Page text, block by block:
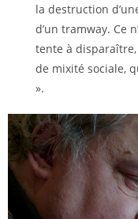
la destruction
d’un tramway. Ce
tente à
de mixité sociale,
».